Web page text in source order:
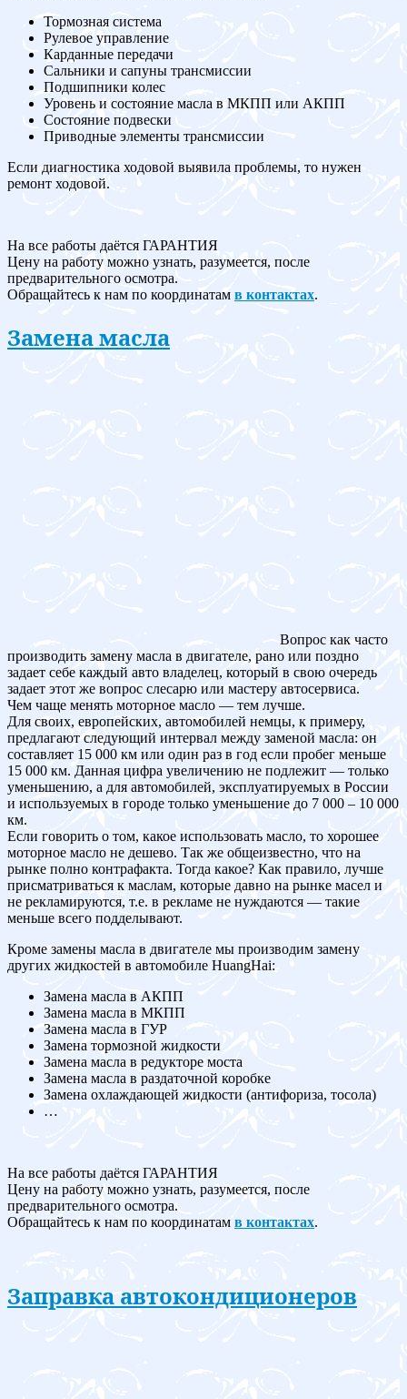
Тормозная система
Рулевое управление
Карданные передачи
Сальники и сапуны трансмиссии
Подшипники колес
Уровень и состояние масла в МКПП или АКПП
Состояние подвески
Приводные элементы трансмиссии
Если диагностика ходовой выявила проблемы, то нужен
ремонт ходовой.
На все работы даётся ГАРАНТИЯ
Цену на работу можно узнать, разумеется, после
предварительного осмотра.
Обращайтесь к нам по координатам в контактах.
Замена масла
Вопрос как часто
производить замену масла в двигателе, рано или поздно
задает себе каждый авто владелец, который в свою очередь
задает этот же вопрос слесарю или мастеру автосервиса.
Чем чаще менять моторное масло — тем лучше.
Для своих, европейских, автомобилей немцы, к примеру,
предлагают следующий интервал между заменой масла: он
составляет 15 000 км или один раз в год если пробег меньше
15 000 км. Данная цифра увеличению не подлежит — только
уменьшению, а для автомобилей, эксплуатируемых в России
и используемых в городе только уменьшение до 7 000 – 10 000
км.
Если говорить о том, какое использовать масло, то хорошее
моторное масло не дешево. Так же общеизвестно, что на
рынке полно контрафакта. Тогда какое? Как правило, лучше
присматриваться к маслам, которые давно на рынке масел и
не рекламируются, т.е. в рекламе не нуждаются — такие
меньше всего подделывают.
Кроме замены масла в двигателе мы производим замену
других жидкостей в автомобиле HuangHai:
Замена масла в АКПП
Замена масла в МКПП
Замена масла в ГУР
Замена тормозной жидкости
Замена масла в редукторе моста
Замена масла в раздаточной коробке
Замена охлаждающей жидкости (антифориза, тосола)
…
На все работы даётся ГАРАНТИЯ
Цену на работу можно узнать, разумеется, после
предварительного осмотра.
Обращайтесь к нам по координатам в контактах.
Заправка автокондиционеров